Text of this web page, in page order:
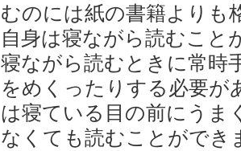
むのには紙の書籍よりも
自身は寝ながら読むこと
寝ながら読むときに常時
をめくったりする必要が
は寝ている目の前にうま
なくても読むことができ